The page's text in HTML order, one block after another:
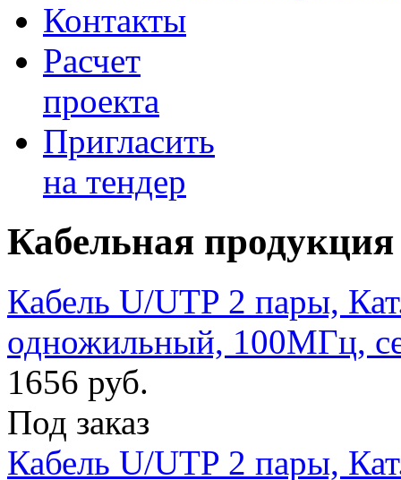
Контакты
Расчет
проекта
Пригласить
на тендер
Кабельная продукция
Кабель U/UTP 2 пары,
одножильный, 100МГц,
1656 руб.
Под заказ
Кабель U/UTP 2 пары,